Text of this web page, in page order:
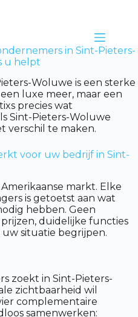
in Sint-Pieters-
u helpt
Woluwe is een sterke
luxe meer, maar een
precies wat
Sint-Pieters-Woluwe
verschil te maken.
voor uw bedrijf in Sint-
markt. Elke
is getoetst aan wat
hebben. Geen
duidelijke functies
situatie begrijpen.
zoekt in Sint-Pieters-
zichtbaarheid wil
complementaire
samenwerken: